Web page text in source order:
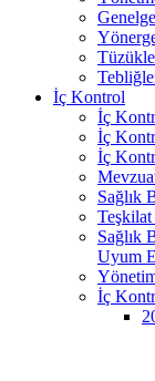
İç Kontrol
İç
İç
İç
Sağlık
Teşkilat
Sağlık
Uyum
İç